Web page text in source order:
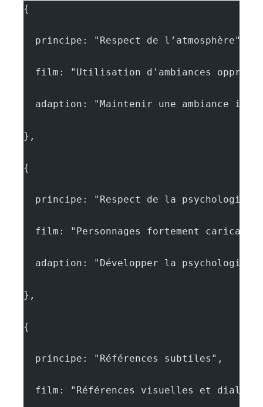
{
  principe: "Respect de l’atmosphère",
film: "Utilisation d'ambiances
adaption: "Maintenir une ambiance
},
{
  principe: "Respect de la psychologie",
film: "Personnages fortement
adaption: "Développer la psychologie
},
{
  principe: "Références subtiles",
film: "Références visuelles et